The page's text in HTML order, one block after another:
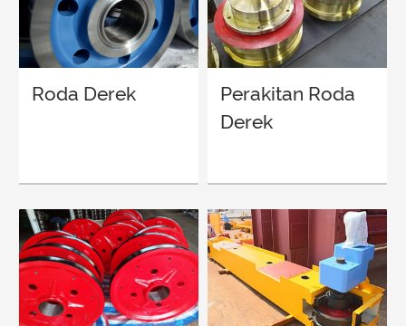
Roda Derek
Perakitan Roda
Derek